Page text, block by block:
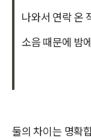
나와서 연락 온
소음 때문에 밤
둘의 차이는 명확